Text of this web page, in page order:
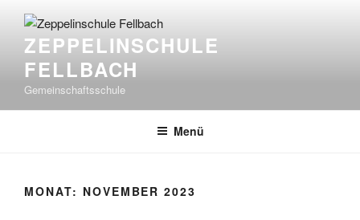
Inhalt
springenZEPPELINSCHULE
FELLBACH
Gemeinschaftsschule
Menü
MONAT: NOVEMBER 2023